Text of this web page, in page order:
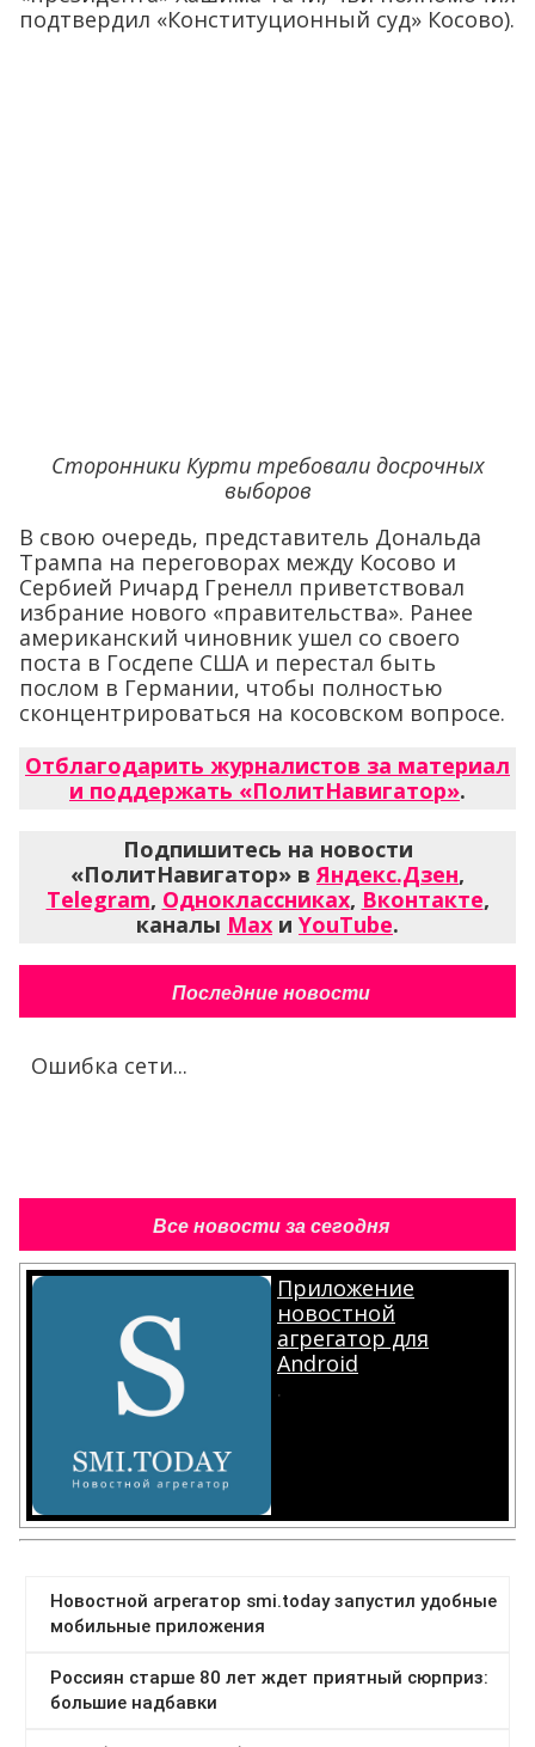
подтвердил «Конституционный суд» Косово).
Сторонники Курти требовали досрочных
выборов
В свою очередь, представитель Дональда
Трампа на переговорах между Косово и
Сербией Ричард Гренелл приветствовал
избрание нового «правительства». Ранее
американский чиновник ушел со своего
поста в Госдепе США и перестал быть
послом в Германии, чтобы полностью
сконцентрироваться на косовском вопросе.
Отблагодарить журналистов за материал
и поддержать «ПолитНавигатор».
Подпишитесь на новости
«ПолитНавигатор» в Яндекс.Дзен,
Telegram, Одноклассниках, Вконтакте,
каналы Max и YouTube.
Последние новости
Ошибка сети...
Все новости за сегодня
Приложение
новостной
агрегатор для
Android
.